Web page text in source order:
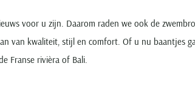
voor u zijn. Daarom raden we ook de
van kwaliteit, stijl en comfort. Of u nu baantjes
Franse rivièra of Bali.